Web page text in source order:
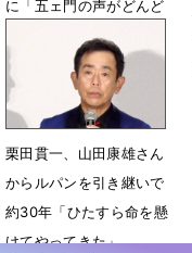
に「五ェ門の声がどんど
ん上手くなってるのでヤ
メて」
6月20日 08時22分
栗田貫一、山田康雄さん
からルパンを引き継いで
約30年「ひたすら命を懸
けてやってきた」